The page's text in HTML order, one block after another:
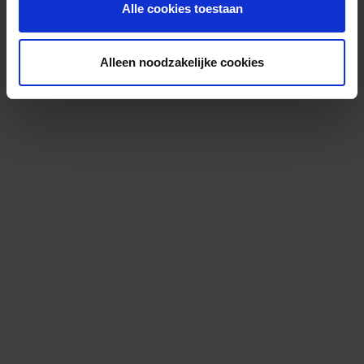
Alle cookies toestaan
Alleen noodzakelijke cookies